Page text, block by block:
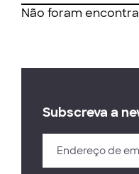
Não foram
Subscreva a